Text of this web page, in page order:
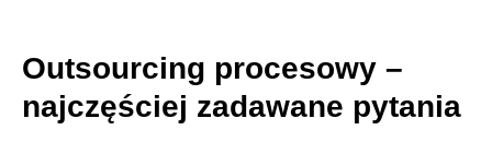
Outsourcing procesowy –
najczęściej zadawane pytania